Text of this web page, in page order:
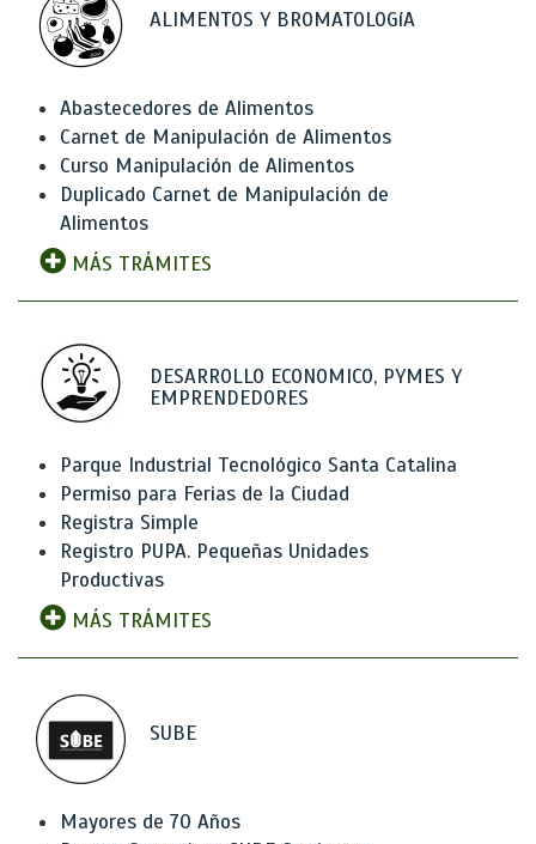
ALIMENTOS Y BROMATOLOGíA
Abastecedores de Alimentos
Carnet de Manipulación de Alimentos
Curso Manipulación de Alimentos
Duplicado Carnet de Manipulación de
Alimentos
MÁS TRÁMITES
DESARROLLO ECONOMICO, PYMES Y
EMPRENDEDORES
Parque Industrial Tecnológico Santa Catalina
Permiso para Ferias de la Ciudad
Registra Simple
Registro PUPA. Pequeñas Unidades
Productivas
MÁS TRÁMITES
SUBE
Mayores de 70 Años